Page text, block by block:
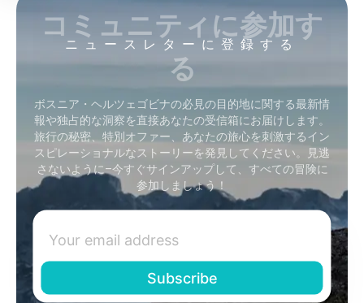
ニュースレターに登録する
コミュニティに参加す
る
ボスニア・ヘルツェゴビナの必見の目的地に関する最新情
報や独占的な洞察を直接あなたの受信箱にお届けします。
旅行の秘密、特別オファー、あなたの旅心を刺激するイン
スピレーショナルなストーリーを発見してください。見逃
さないように–今すぐサインアップして、すべての冒険に
参加しましょう！